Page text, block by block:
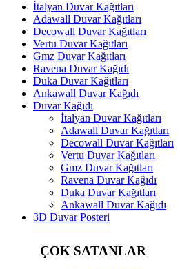
İtalyan Duvar Kağıtları
Adawall Duvar Kağıtları
Decowall Duvar Kağıtları
Vertu Duvar Kağıtları
Gmz Duvar Kağıtları
Ravena Duvar Kağıdı
Duka Duvar Kağıtları
Ankawall Duvar Kağıdı
Duvar Kağıdı
İtalyan Duvar Kağıtları
Adawall Duvar Kağıtları
Decowall Duvar Kağıtları
Vertu Duvar Kağıtları
Gmz Duvar Kağıtları
Ravena Duvar Kağıdı
Duka Duvar Kağıtları
Ankawall Duvar Kağıdı
3D Duvar Posteri
ÇOK SATANLAR